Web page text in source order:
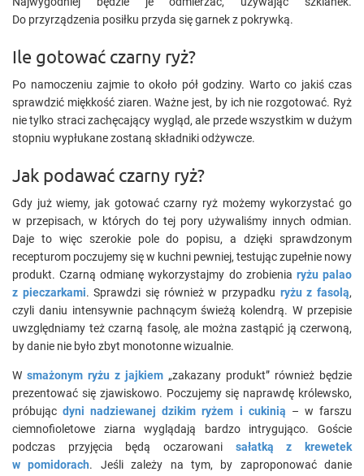
Do przyrządzenia posiłku przyda się garnek z pokrywką.
Ile gotować czarny ryż?
Po namoczeniu zajmie to około pół godziny. Warto co jakiś czas
sprawdzić miękkość ziaren. Ważne jest, by ich nie rozgotować. Ryż
nie tylko straci zachęcający wygląd, ale przede wszystkim w dużym
stopniu wypłukane zostaną składniki odżywcze.
Jak podawać czarny ryż?
Gdy już wiemy, jak gotować czarny ryż możemy wykorzystać go
w przepisach, w których do tej pory używaliśmy innych odmian.
Daje to więc szerokie pole do popisu, a dzięki sprawdzonym
recepturom poczujemy się w kuchni pewniej, testując zupełnie nowy
produkt. Czarną odmianę wykorzystajmy do zrobienia ryżu palao
z pieczarkami. Sprawdzi się również w przypadku ryżu z fasolą,
czyli daniu intensywnie pachnącym świeżą kolendrą. W przepisie
uwzględniamy też czarną fasolę, ale można zastąpić ją czerwoną,
by danie nie było zbyt monotonne wizualnie.
W smażonym ryżu z jajkiem „zakazany produkt” również będzie
prezentować się zjawiskowo. Poczujemy się naprawdę królewsko,
próbującdyni nadziewanej dzikim ryżem i cukinią – w farszu
ciemnofioletowe ziarna wyglądają bardzo intrygująco. Goście
podczas przyjęcia będą oczarowani sałatką z krewetek
w pomidorach. Jeśli zależy na tym, by zaproponować danie